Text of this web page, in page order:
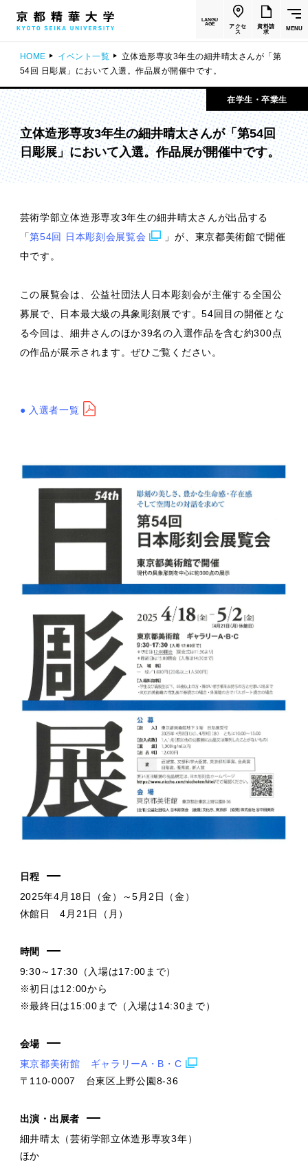
LANGU
AGE
アクセ
ス
資料請
求
MENU
HOME イベント一覧
立体造形専攻3年生の細井晴太さんが「第
54回 日彫展」において入選。作品展が開催中です。
在学生・卒業生
立体造形専攻3年生の細井晴太さんが「第54回
日彫展」において入選。作品展が開催中です。
芸術学部立体造形専攻3年生の細井晴太さんが出品する
「第54回 日本彫刻会展覧会
」が、東京都美術館で開催
中です。
この展覧会は、公益社団法人日本彫刻会が主催する全国公
募展で、日本最大級の具象彫刻展です。54回目の開催とな
る今回は、細井さんのほか39名の入選作品を含む約300点
の作品が展示されます。ぜひご覧ください。
● 入選者一覧
日程
2025年4月18日（金）～5月2日（金）
休館日 4月21日（月）
時間
9:30～17:30（入場は17:00まで）
※初日は12:00から
※最終日は15:00まで（入場は14:30まで）
会場
東京都美術館 ギャラリーA・B・C
〒110-0007 台東区上野公園8-36
出演・出展者
細井晴太（芸術学部立体造形専攻3年）
ほか